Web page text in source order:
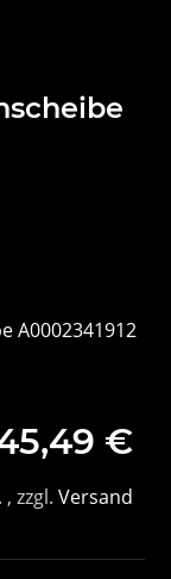
A0002341912
€
zzgl. Versand